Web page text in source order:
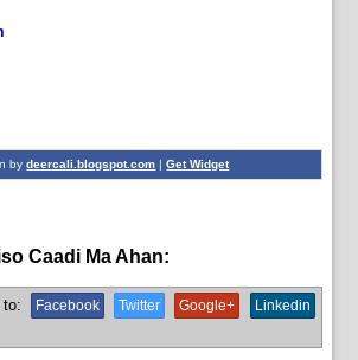
bydeercali.blogspot.com |Get Widget
Caadi Ma Ahan:
Facebook Twitter Google+
Linkedin